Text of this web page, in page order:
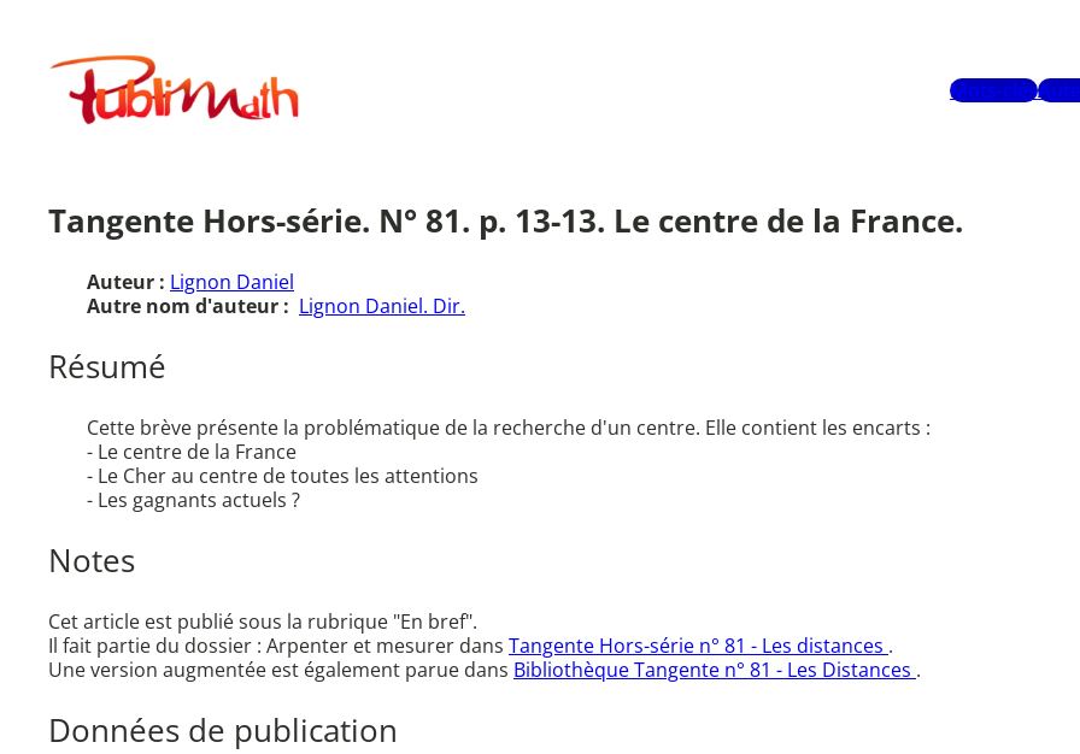
contenuPublimath
Mots-clés
Tangente Hors-série. N° 81. p. 13-13. Le centre de la France.
Auteur : Lignon Daniel
Autre nom d'auteur : Lignon Daniel. Dir.
Résumé
Cette brève présente la problématique de la recherche d'un centre. Elle contient les encarts :
- Le centre de la France
- Le Cher au centre de toutes les attentions
- Les gagnants actuels ?
Notes
Cet article est publié sous la rubrique "En bref".
Il fait partie du dossier : Arpenter et mesurer dans Tangente Hors-série n° 81 - Les distances .
Une version augmentée est également parue dans Bibliothèque Tangente n° 81 - Les Distances .
Données de publication